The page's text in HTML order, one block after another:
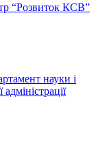
“Розвиток КСВ”
науки і